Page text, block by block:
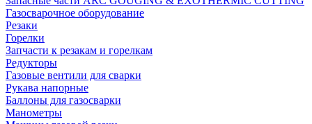
Газосварочное оборудование
Резаки
Горелки
Запчасти к резакам и горелкам
Редукторы
Газовые вентили для сварки
Рукава напорные
Баллоны для газосварки
Манометры